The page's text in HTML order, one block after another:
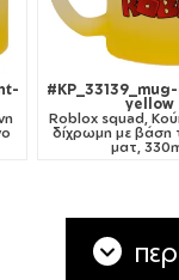
yellow
Roblox squad,
δίχρωμη με βάση
ματ,